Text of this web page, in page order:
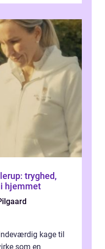
tryghed,
hjemmet
kage til
som en